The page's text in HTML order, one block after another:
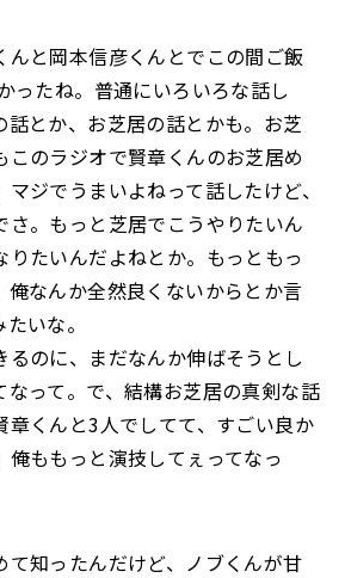
んと岡本信彦くんとでこの間ご飯
ったね。普通にいろいろな話し
話とか、お芝居の話とかも。お芝
このラジオで賢章くんのお芝居め
ジでうまいよねって話したけど、
さ。もっと芝居でこうやりたいん
りたいんだよねとか。もっともっ
俺なんか全然良くないからとか言
いな。
るのに、まだなんか伸ばそうとし
なって。で、結構お芝居の真剣な話
章くんと3人でしてて、すごい良か
俺ももっと演技してぇってなっ
て知ったんだけど、ノブくんが甘